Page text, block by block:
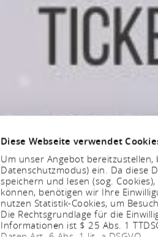
Diese Webseite verwendet
Um unser Angebot
Datenschutzmodus) ein. Da diese
speichern und lesen (sog.
können, benötigen wir Ihre
nutzen Statistik-Cookies, um
Die Rechtsgrundlage für die
Informationen ist $ 25 Abs. 1